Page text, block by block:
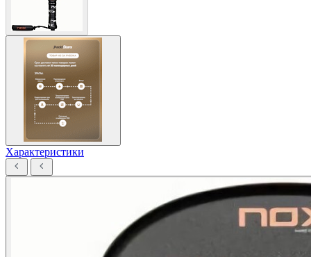
Характеристики